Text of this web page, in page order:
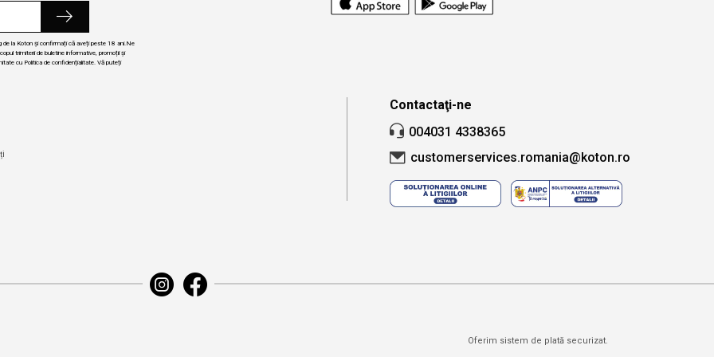
de la Koton și confirmați că aveți peste 18 ani.Ne
trimiterii de buletine informative, promoții și
cu Politica de confidențialitate. Vă puteți
Contactaţi-ne
004031 4338365
customerservices.romania@koton.ro
Oferim sistem de plată securizat.